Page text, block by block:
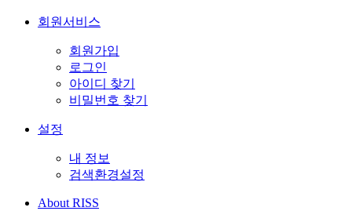
회원서비스
회원가입
로그인
아이디 찾기
비밀번호 찾기
설정
내 정보
검색환경설정
About RISS